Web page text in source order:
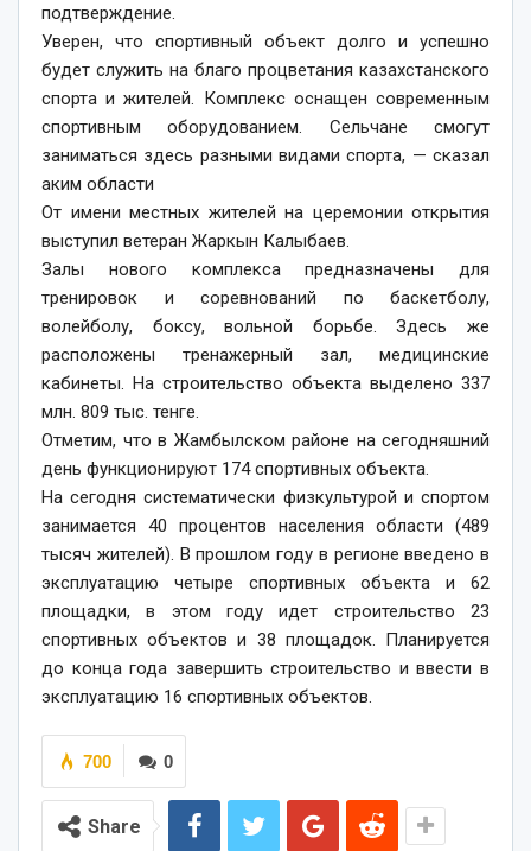
подтверждение.
Уверен, что спортивный объект долго и успешно
будет служить на благо процветания казахстанского
спорта и жителей. Комплекс оснащен современным
спортивным оборудованием. Сельчане смогут
заниматься здесь разными видами спорта, — сказал
аким области
От имени местных жителей на церемонии открытия
выступил ветеран Жаркын Калыбаев.
Залы нового комплекса предназначены для
тренировок и соревнований по баскетболу,
волейболу, боксу, вольной борьбе. Здесь же
расположены тренажерный зал, медицинские
кабинеты. На строительство объекта выделено 337
млн. 809 тыс. тенге.
Отметим, что в Жамбылском районе на сегодняшний
день функционируют 174 спортивных объекта.
На сегодня систематически физкультурой и спортом
занимается 40 процентов населения области (489
тысяч жителей). В прошлом году в регионе введено в
эксплуатацию четыре спортивных объекта и 62
площадки, в этом году идет строительство 23
спортивных объектов и 38 площадок. Планируется
до конца года завершить строительство и ввести в
эксплуатацию 16 спортивных объектов.
0
700
Share